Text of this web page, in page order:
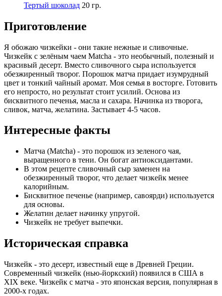
Тертый шоколад 20 гр.
Приготовление
Я обожаю чизкейки - они такие нежные и сливочные.
Чизкейк с зелёным чаем Matcha - это необычный, полезный и
красивый десерт. Вместо сливочного сыра используется
обезжиренный творог. Порошок матча придает изумрудный
цвет и тонкий чайный аромат. Моя семья в восторге. Готовить
его непросто, но результат стоит усилий. Основа из
бисквитного печенья, масла и сахара. Начинка из творога,
сливок, матча, желатина. Застывает 4-5 часов.
Интересные факты
Матча (Matcha) - это порошок из зеленого чая,
выращенного в тени. Он богат антиоксидантами.
В этом рецепте сливочный сыр заменен на
обезжиренный творог, что делает чизкейк менее
калорийным.
Бисквитное печенье (например, савоярди) используется
для основы.
Желатин делает начинку упругой.
Чизкейк не требует выпечки.
Историческая справка
Чизкейк - это десерт, известный еще в Древней Греции.
Современный чизкейк (нью-йоркский) появился в США в
XIX веке. Чизкейк с матча - это японская версия, популярная в
2000-х годах.